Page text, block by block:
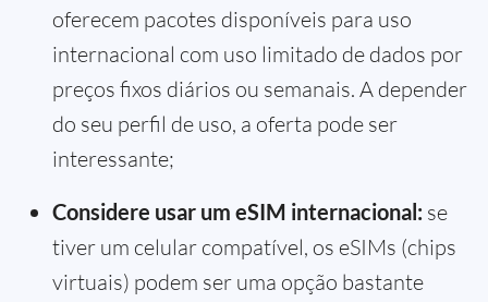
oferecem pacotes disponíveis para uso
internacional com uso limitado de dados por
preços fixos diários ou semanais. A depender
do seu perfil de uso, a oferta pode ser
interessante;
Considere usar um eSIM internacional: se
tiver um celular compatível, os eSIMs (chips
virtuais) podem ser uma opção bastante